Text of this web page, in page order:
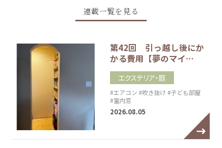
連載一覧を見る
第42回 引っ越し後にか
かる費用【夢のマイ…
エクステリア・庭
#エアコン #吹き抜け #子ども部屋
#室内窓
2026.08.05